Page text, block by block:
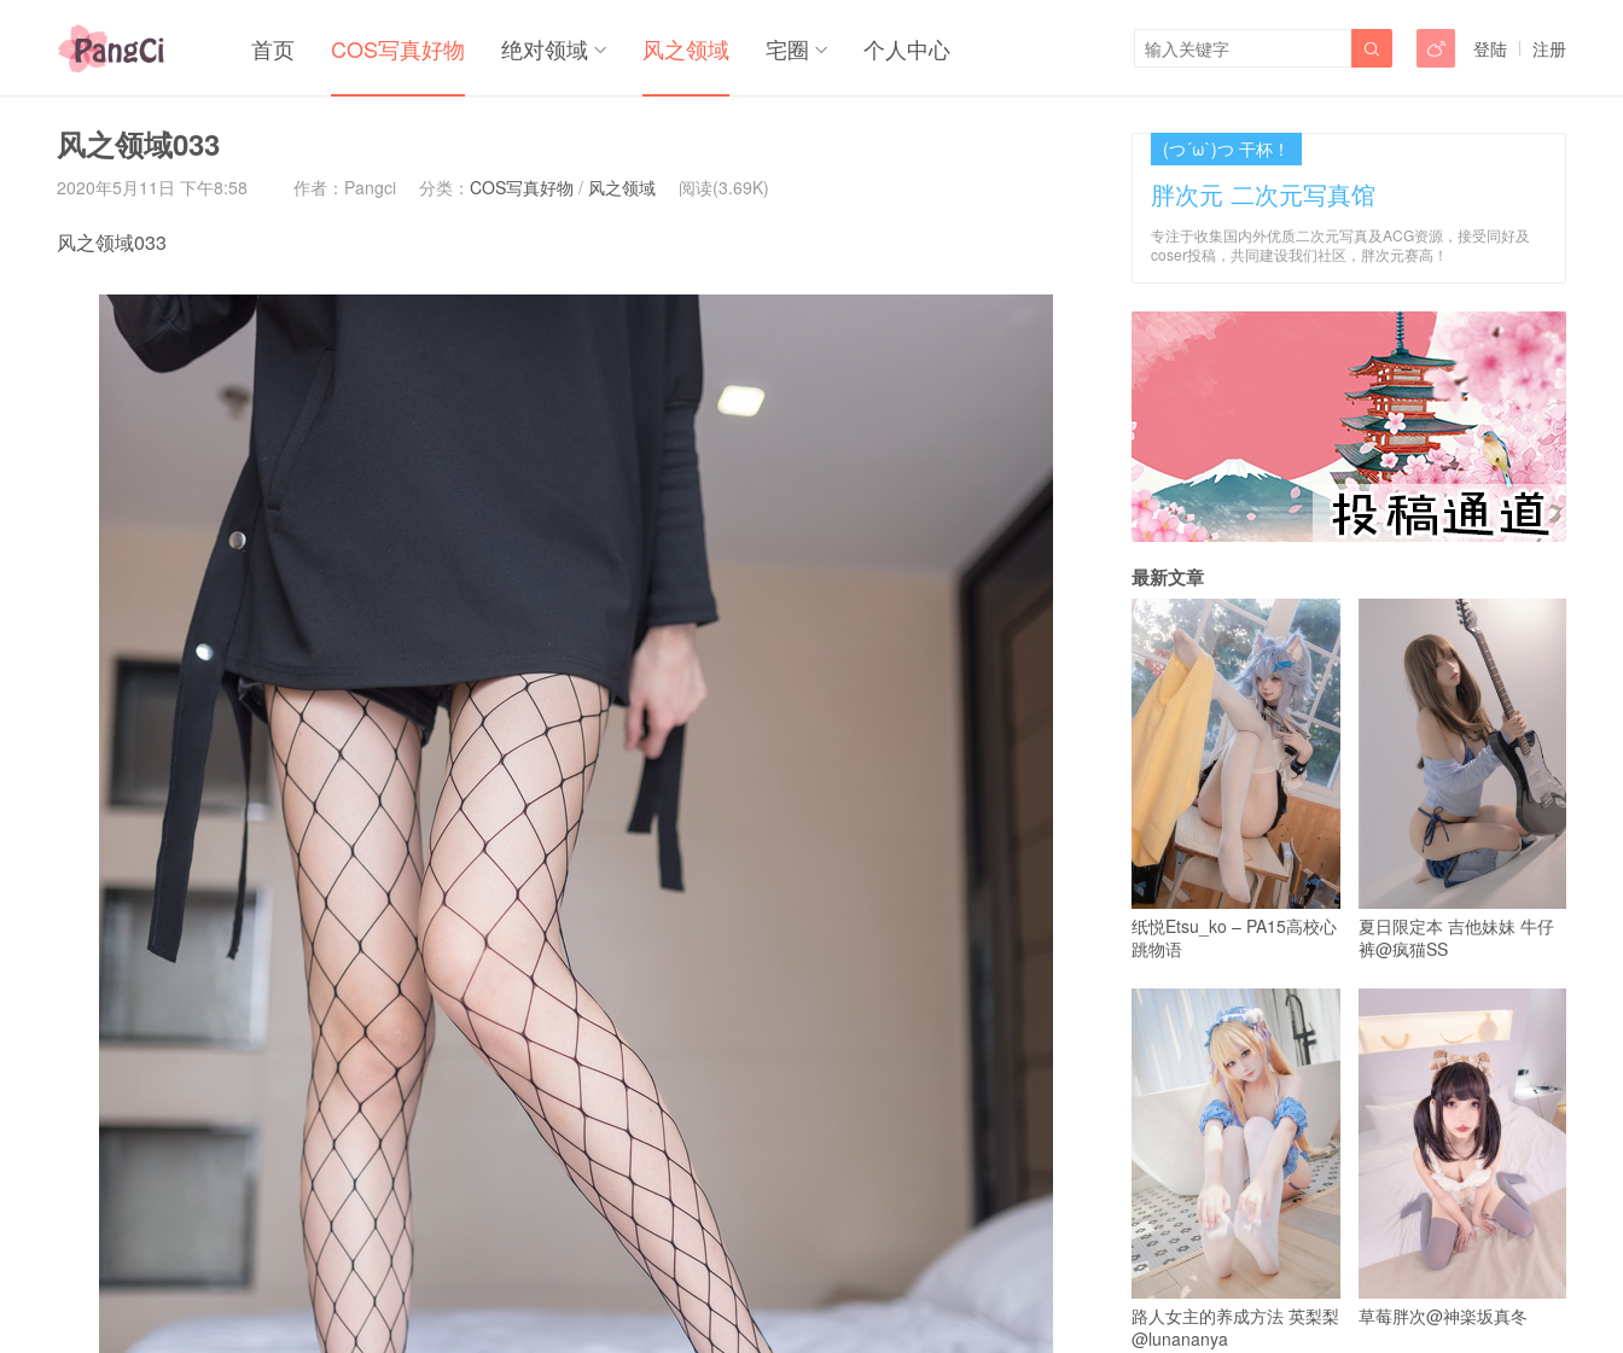
首页 COS写真好物 绝对领域 风之领域 宅圈 个人中心 登陆 注册


风之领域033
2020年5月11日 下午8:58 作者：Pangci 分类： COS写真好物 / 风之领域 阅读(3.69K)
风之领域033
(つ´ω`)つ 干杯！
胖次元 二次元写真馆
专注于收集国内外优质二次元写真及ACG资源，接受同好及
coser投稿，共同建设我们社区，胖次元赛高！
最新文章
纸悦Etsu_ko – PA15高校心
跳物语
夏日限定本 吉他妹妹 牛仔
裤@疯猫SS
路人女主的养成方法 英梨梨
@lunananya
草莓胖次@神楽坂真冬